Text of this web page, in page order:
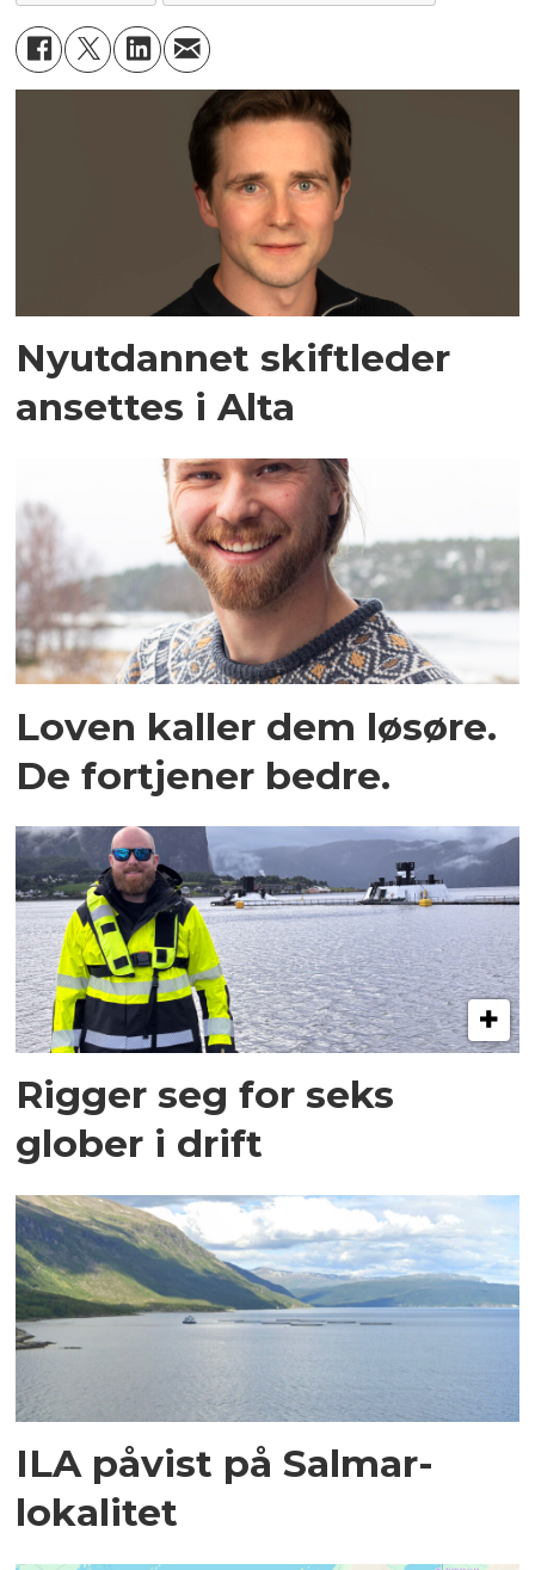
Nyutdannet skiftleder
ansettes i Alta
Loven kaller dem løsøre.
De fortjener bedre.
Rigger seg for seks
glober i drift
ILA påvist på Salmar-
lokalitet